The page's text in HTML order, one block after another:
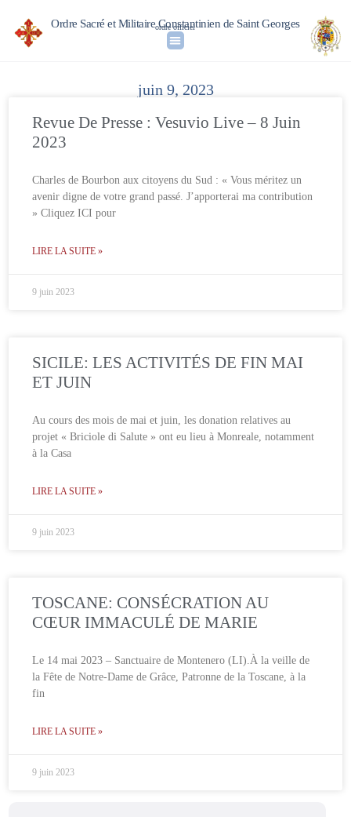
Ordre Sacré et Militaire Constantinien de Saint Georges
ordre officiel
juin 9, 2023
Revue De Presse : Vesuvio Live – 8 Juin
2023
Charles de Bourbon aux citoyens du Sud : « Vous méritez un
avenir digne de votre grand passé. J’apporterai ma contribution
» Cliquez ICI pour
LIRE LA SUITE »
9 juin 2023
SICILE: LES ACTIVITÉS DE FIN MAI
ET JUIN
Au cours des mois de mai et juin, les donation relatives au
projet « Briciole di Salute » ont eu lieu à Monreale, notamment
à la Casa
LIRE LA SUITE »
9 juin 2023
TOSCANE: CONSÉCRATION AU
CŒUR IMMACULÉ DE MARIE
Le 14 mai 2023 – Sanctuaire de Montenero (LI).À la veille de
la Fête de Notre-Dame de Grâce, Patronne de la Toscane, à la
fin
LIRE LA SUITE »
9 juin 2023